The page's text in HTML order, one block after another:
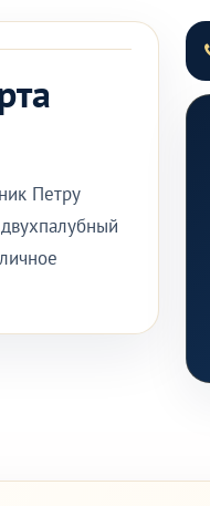
Петру